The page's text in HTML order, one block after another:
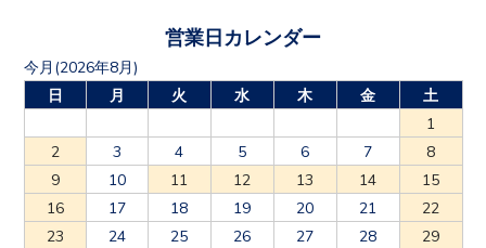
営業日カレンダー
今月(2026年8月)
日
月 火 水 木 金
土
1
2
3 4 5 6 7
8
9
10 11 12 13 14
15
16
17 18 19 20 21
22
23
24 25 26 27 28
29